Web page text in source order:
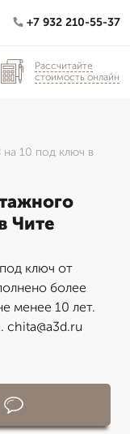
+7 932 210-55-37
Рассчитайте
стоимость онлайн
10 под ключ в
Чите
ключ от
более
менее 10 лет.
chita@a3d.ru